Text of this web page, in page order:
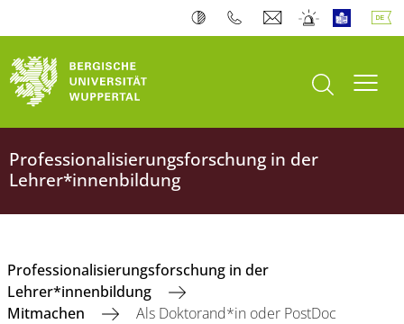
Suche öffnen
Professionalisierungsforschung in der
Lehrer*innenbildung
Professionalisierungsforschung in der
Lehrer*innenbildung
Mitmachen
Als Doktorand*in oder PostDoc